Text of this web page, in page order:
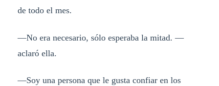
de todo el mes.
—No era necesario, sólo esperaba la mitad. —
aclaró ella.
—Soy una persona que le gusta confiar en los